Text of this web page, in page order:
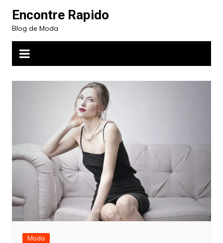
para
conteúdo
Encontre Rapido
Blog de Moda
Moda